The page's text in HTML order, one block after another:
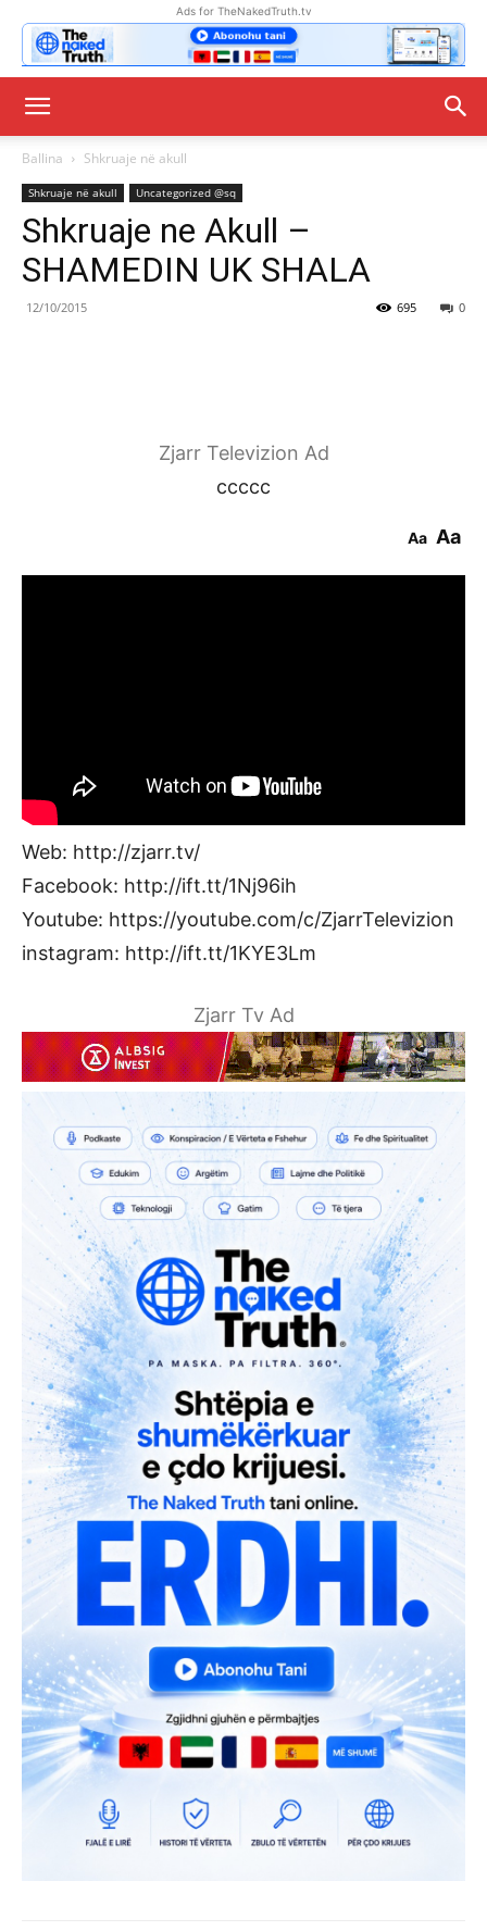
Ads for TheNakedTruth.tv
Ballina Shkruaje në akull
Shkruaje në akull Uncategorized @sq
Shkruaje ne Akull –
SHAMEDIN UK SHALA
12/10/2015 0
695
Zjarr Televizion Ad
ccccc
Aa Aa
Web: http://zjarr.tv/
Facebook: http://ift.tt/1Nj96ih
Youtube: https://youtube.com/c/ZjarrTelevizion
instagram: http://ift.tt/1KYE3Lm
Zjarr Tv Ad